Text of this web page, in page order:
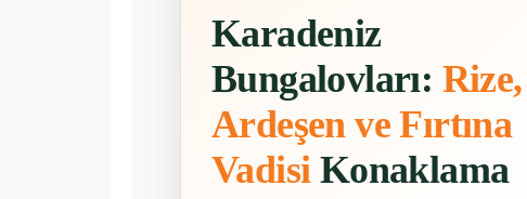
Karadeniz
Bungalovları: Rize,
Ardeşen ve Fırtına
VadisiKonaklama